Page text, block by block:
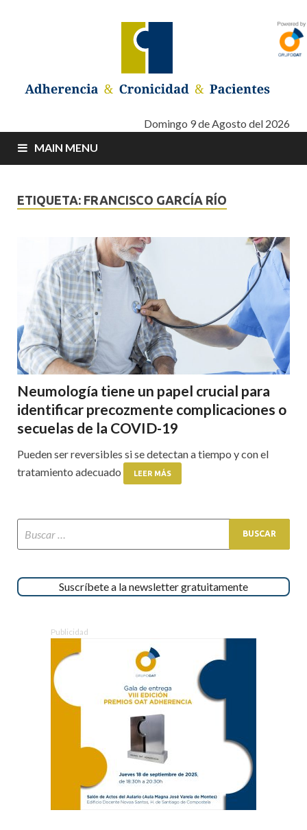
Adherencia –
Cronicidad –
Pacientes
Adherencia – Cronicidad – PacientesDomingo 9 de Agosto del 2026
MAIN MENU
ETIQUETA: FRANCISCO GARCÍA RÍO
Neumología tiene un papel crucial para
identificar precozmente complicaciones o
secuelas de la COVID-19
Pueden ser reversibles si se detectan a tiempo y con el
tratamiento adecuado
LEER MÁS
Suscríbete a la newsletter gratuitamente
Publicidad